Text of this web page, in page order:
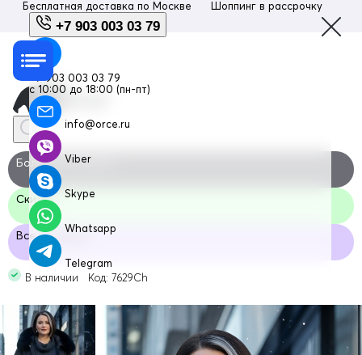
Бесплатная доставка по Москве Шоппинг в рассрочку
+7 903 003 03 79
+7 903 003 03 79
с 10:00 до 18:00 (пн-пт)
info@orce.ru
Viber
Skype
Whatsapp
Telegram
Большие размеры
Скидка
Все размеры
В наличии Код: 7629Ch